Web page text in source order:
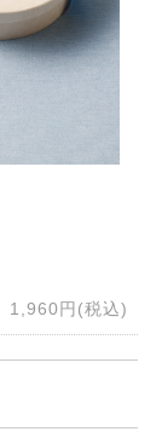
1,960円(税込)